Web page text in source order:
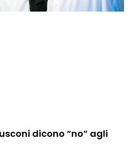
dicono “no” agli